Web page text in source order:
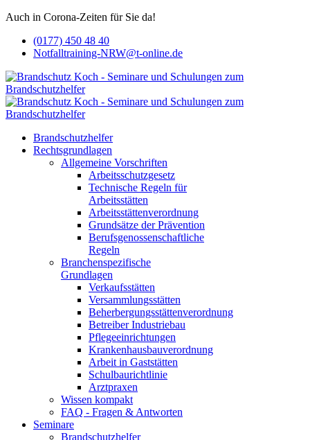
Auch in Corona-Zeiten für Sie da!
(0177) 450 48 40
Notfalltraining-NRW@t-online.de
Brandschutzhelfer
Rechtsgrundlagen
Allgemeine Vorschriften
Arbeitsschutzgesetz
Technische Regeln für
Arbeitsstätten
Arbeitsstättenverordnung
Grundsätze der Prävention
Berufsgenossenschaftliche
Regeln
Branchenspezifische
Grundlagen
Verkaufsstätten
Versammlungsstätten
Beherbergungsstättenverordnung
Betreiber Industriebau
Pflegeeinrichtungen
Krankenhausbauverordnung
Arbeit in Gaststätten
Schulbaurichtlinie
Arztpraxen
Wissen kompakt
FAQ - Fragen & Antworten
Seminare
Brandschutzhelfer